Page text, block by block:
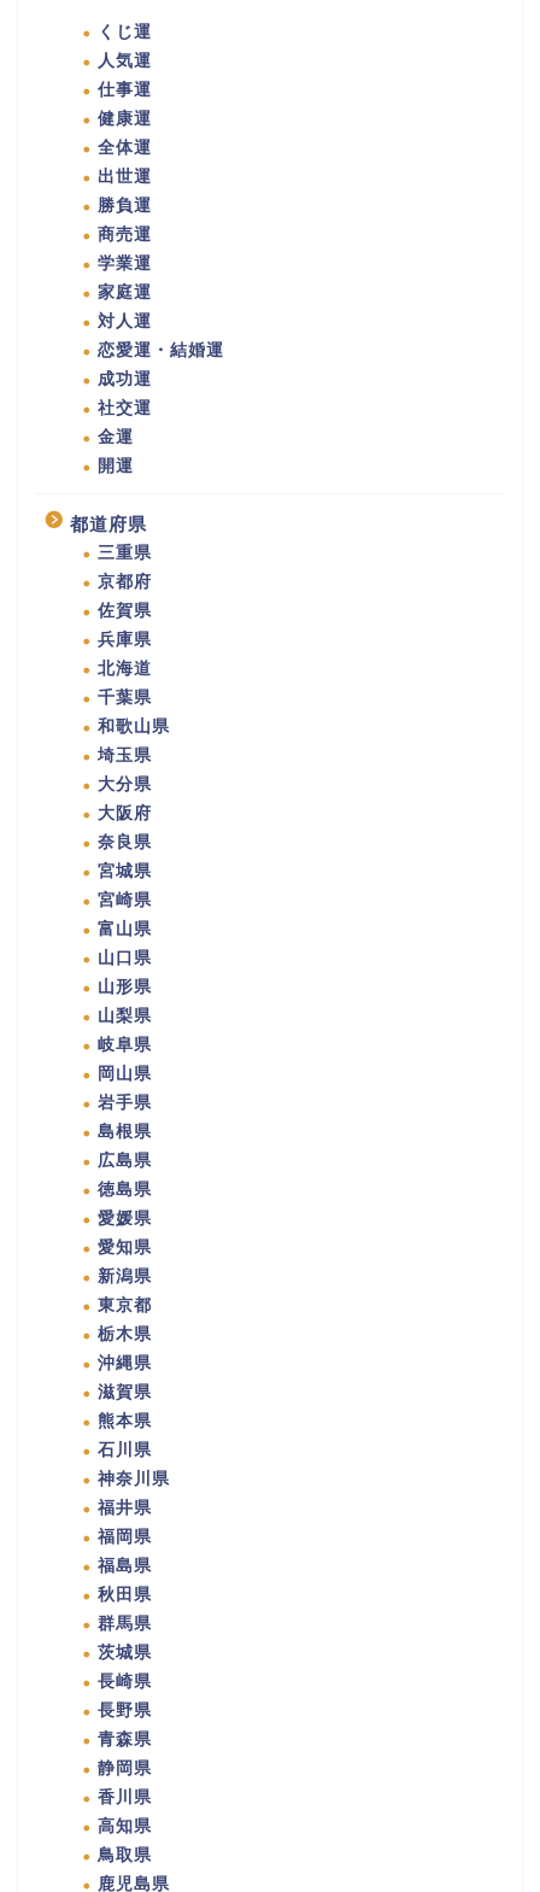
くじ運
人気運
仕事運
健康運
全体運
出世運
勝負運
商売運
学業運
家庭運
対人運
恋愛運・結婚運
成功運
社交運
金運
開運
都道府県
三重県
京都府
佐賀県
兵庫県
北海道
千葉県
和歌山県
埼玉県
大分県
大阪府
奈良県
宮城県
宮崎県
富山県
山口県
山形県
山梨県
岐阜県
岡山県
岩手県
島根県
広島県
徳島県
愛媛県
愛知県
新潟県
東京都
栃木県
沖縄県
滋賀県
熊本県
石川県
神奈川県
福井県
福岡県
福島県
秋田県
群馬県
茨城県
長崎県
長野県
青森県
静岡県
香川県
高知県
鳥取県
鹿児島県